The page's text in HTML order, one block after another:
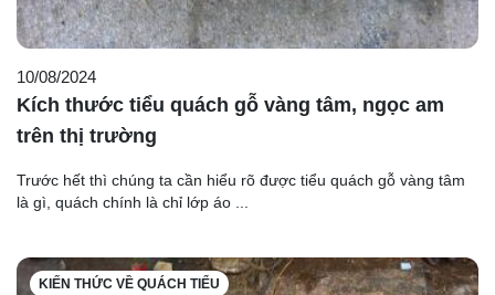
10/08/2024
Kích thước tiểu quách gỗ vàng tâm, ngọc am
trên thị trường
Trước hết thì chúng ta cần hiểu rõ được tiểu quách gỗ vàng tâm
là gì, quách chính là chỉ lớp áo ...
KIẾN THỨC VỀ QUÁCH TIỂU